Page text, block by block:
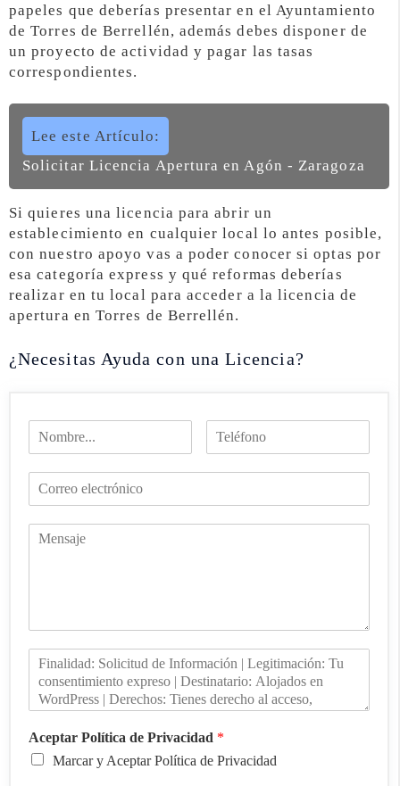
papeles que deberías presentar en el Ayuntamiento
de Torres de Berrellén, además debes disponer de
un proyecto de actividad y pagar las tasas
correspondientes.
Lee este Artículo:
Solicitar Licencia Apertura en Agón - Zaragoza
Si quieres una licencia para abrir un
establecimiento en cualquier local lo antes posible,
con nuestro apoyo vas a poder conocer si optas por
esa categoría express y qué reformas deberías
realizar en tu local para acceder a la licencia de
apertura en Torres de Berrellén.
¿Necesitas Ayuda con una Licencia?
Aceptar Política de Privacidad *
Marcar y Aceptar Política de Privacidad